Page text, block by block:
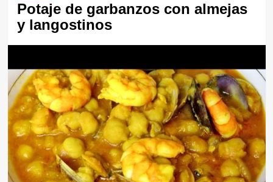
Potaje de garbanzos con almejas
y langostinos